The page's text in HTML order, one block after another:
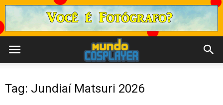
Tag: Jundiaí Matsuri 2026